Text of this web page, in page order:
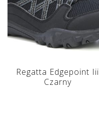
Regatta Edgepoint Iii
Czarny